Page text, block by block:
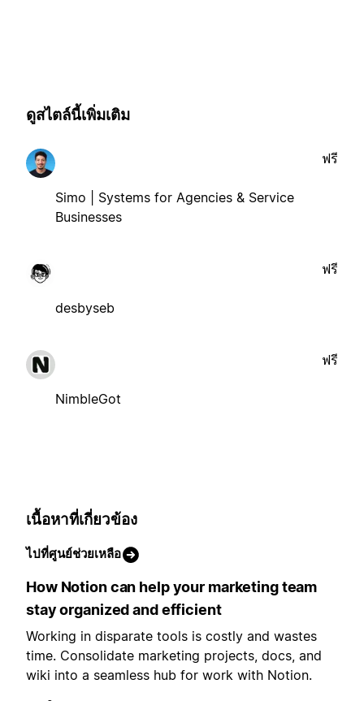
ดูสไตล์นี้เพิ่มเติม
Simo | Systems for Agencies & Service
Businesses
ฟรี
desbyseb
ฟรี
NimbleGot
ฟรี
เนื้อหาที่เกี่ยวข้อง
ไปที่ศูนย์ช่วยเหลือ
How Notion can help your marketing team
stay organized and efficient
Working in disparate tools is costly and wastes
time. Consolidate marketing projects, docs, and
wiki into a seamless hub for work with Notion.